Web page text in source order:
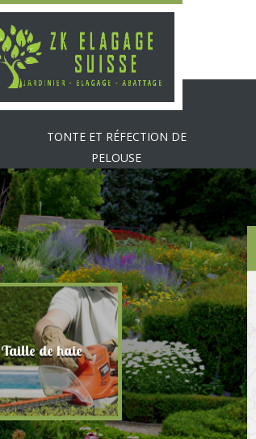
TONTE ET RÉFECTION DE
PELOUSE
Taille de haie Abattage d'arbres